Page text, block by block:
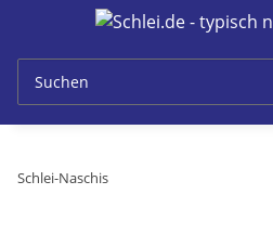
Schlei-Naschis